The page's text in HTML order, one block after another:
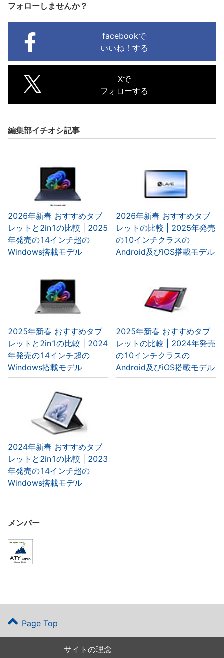
フォローしませんか？
facebookで
いいね！する
Xで
フォローする
編集部イチオシ記事
2026年新春 おすすめタブ
レットと2in1の比較 | 2025
年発売の14インチ超の
Windows搭載モデル
2026年新春 おすすめタブ
レットの比較 | 2025年発売
の10インチクラスの
Android及びiOS搭載モデル
2025年新春 おすすめタブ
レットと2in1の比較 | 2024
年発売の14インチ超の
Windows搭載モデル
2025年新春 おすすめタブ
レットの比較 | 2024年発売
の10インチクラスの
Android及びiOS搭載モデル
2024年新春 おすすめタブ
レットと2in1の比較 | 2023
年発売の14インチ超の
Windows搭載モデル
メンバー
Page Top
サイトの理念